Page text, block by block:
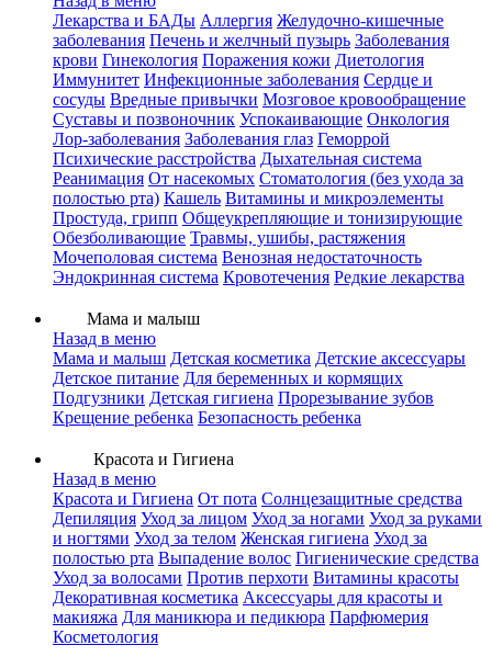
Лекарства и БАДы Аллергия Желудочно-кишечные
заболевания Печень и желчный пузырь Заболевания
крови Гинекология Поражения кожи Диетология
Иммунитет Инфекционные заболевания Сердце и
сосуды Вредные привычки Мозговое кровообращение
Суставы и позвоночник Успокаивающие Онкология
Лор-заболевания Заболевания глаз Геморрой
Психические расстройства Дыхательная система
Реанимация От насекомых Стоматология (без ухода за
полостью рта) Кашель Витамины и микроэлементы
Простуда, грипп Общеукрепляющие и тонизирующие
Обезболивающие Травмы, ушибы, растяжения
Мочеполовая система Венозная недостаточность
Эндокринная система Кровотечения Редкие лекарства
Мама и малыш
Назад в меню
Мама и малыш Детская косметика Детские аксессуары
Детское питание Для беременных и кормящих
Подгузники Детская гигиена Прорезывание зубов
Крещение ребенка Безопасность ребенка
Красота и Гигиена
Назад в меню
Красота и Гигиена От пота Солнцезащитные средства
Депиляция Уход за лицом Уход за ногами Уход за руками
и ногтями Уход за телом Женская гигиена Уход за
полостью рта Выпадение волос Гигиенические средства
Уход за волосами Против перхоти Витамины красоты
Декоративная косметика Аксессуары для красоты и
макияжа Для маникюра и педикюра Парфюмерия
Косметология